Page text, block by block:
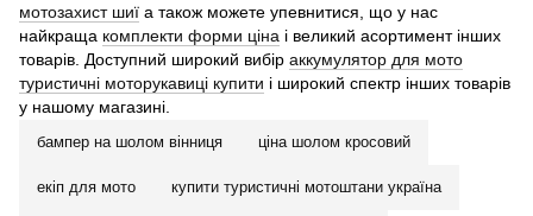
мотозахист шиї а також можете упевнитися, що у нас
найкраща комплекти форми ціна і великий асортимент інших
товарів. Доступний широкий вибір аккумулятор для мото
туристичні моторукавиці купити і широкий спектр інших товарів
у нашому магазині.
бампер на шолом вінниця ціна шолом кросовий
екіп для мото купити туристичні мотоштани україна